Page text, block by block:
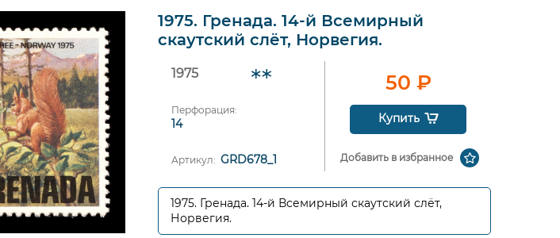
1975. Гренада. 14-й Всемирный
скаутский слёт, Норвегия.
1975
Перфорация:
14
Артикул: GRD678_1
50 ₽
Купить
Добавить в избранное
1975. Гренада. 14-й Всемирный скаутский слёт,
Норвегия.